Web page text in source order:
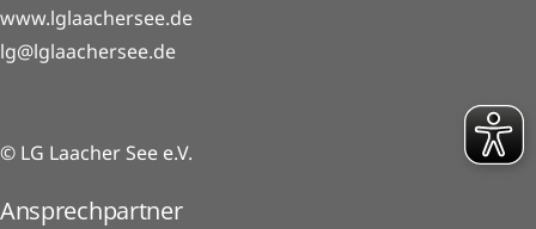
www.lglaachersee.de
lg@lglaachersee.de
© LG Laacher See e.V.
Ansprechpartner